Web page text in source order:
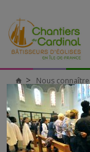
Chantiers
du
Cardinal
Nous connaître
(93)
Dimanche 10
Pavillons-sous-Bois
cdc_1958